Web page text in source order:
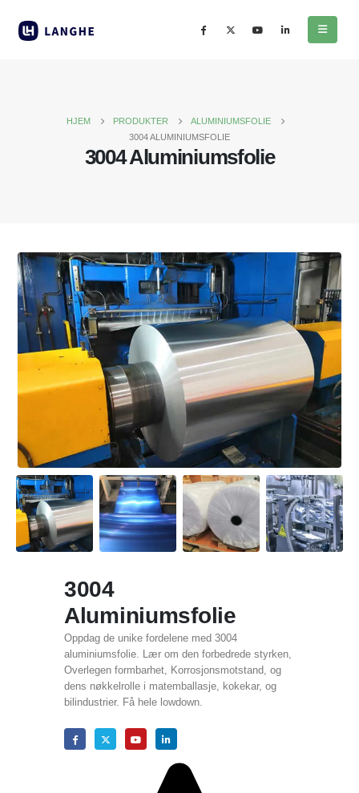
HJEM PRODUKTER
ALUMINIUMSFOLIE
3004 ALUMINIUMSFOLIE
3004 Aluminiumsfolie
3004
Aluminiumsfolie
Oppdag de unike fordelene med 3004
aluminiumsfolie. Lær om den forbedrede styrken,
Overlegen formbarhet, Korrosjonsmotstand, og
dens nøkkelrolle i matemballasje, kokekar, og
bilindustrier. Få hele lowdown.